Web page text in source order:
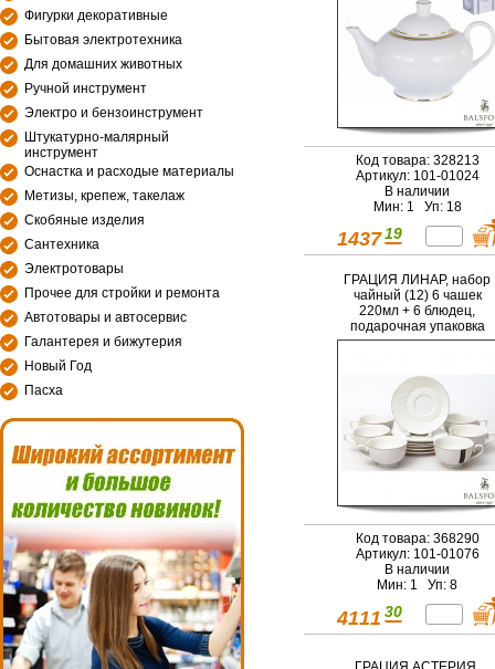
Фигурки декоративные
Бытовая электротехника
Для домашних животных
Ручной инструмент
Электро и бензоинструмент
Штукатурно-малярный
инструмент
Оснастка и расходые материалы
Метизы, крепеж, такелаж
Скобяные изделия
Сантехника
Электротовары
Прочее для стройки и ремонта
Автотовары и автосервис
Галантерея и бижутерия
Новый Год
Пасха
Код товара: 328213
Артикул: 101-01024
В наличии
Мин: 1 Уп: 18
1437 19
ГРАЦИЯ ЛИНАР, набор
чайный (12) 6 чашек
220мл + 6 блюдец,
подарочная упаковка
PVC
Код товара: 368290
Артикул: 101-01076
В наличии
Мин: 1 Уп: 8
4111 30